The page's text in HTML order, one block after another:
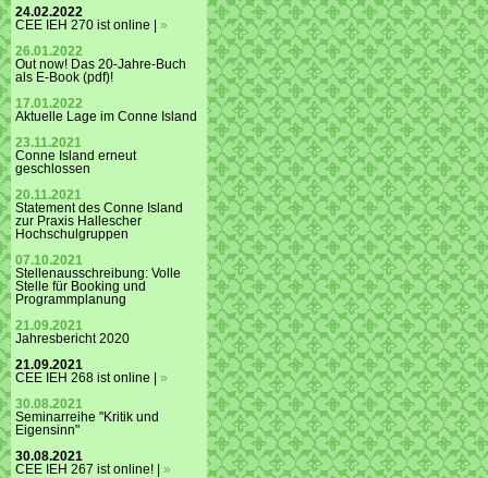
24.02.2022
CEE IEH 270 ist online | »
26.01.2022
Out now! Das 20-Jahre-Buch
als E-Book (pdf)!
17.01.2022
Aktuelle Lage im Conne Island
23.11.2021
Conne Island erneut
geschlossen
20.11.2021
Statement des Conne Island
zur Praxis Hallescher
Hochschulgruppen
07.10.2021
Stellenausschreibung: Volle
Stelle für Booking und
Programmplanung
21.09.2021
Jahresbericht 2020
21.09.2021
CEE IEH 268 ist online | »
30.08.2021
Seminarreihe "Kritik und
Eigensinn"
30.08.2021
CEE IEH 267 ist online! | »